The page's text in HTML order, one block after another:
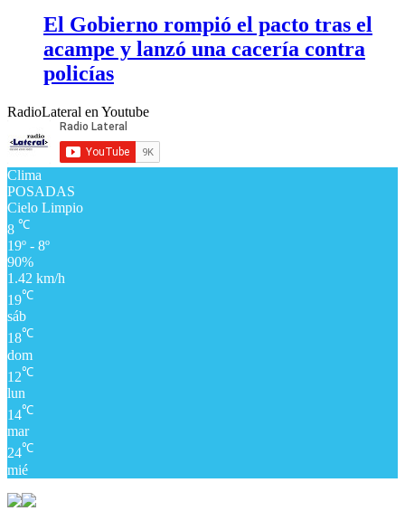
El Gobierno rompió el pacto tras el
acampe y lanzó una cacería contra
policías
RadioLateral en Youtube
Clima
POSADAS
Cielo Limpio
8 ℃
19º - 8º
90%
1.42 km/h
19℃
sáb
18℃
dom
12℃
lun
14℃
mar
24℃
mié